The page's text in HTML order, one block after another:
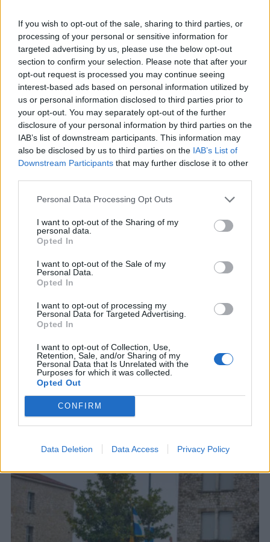
If you wish to opt-out of the sale, sharing to third parties, or
processing of your personal or sensitive information for
targeted advertising by us, please use the below opt-out
section to confirm your selection. Please note that after your
opt-out request is processed you may continue seeing
interest-based ads based on personal information utilized by
us or personal information disclosed to third parties prior to
your opt-out. You may separately opt-out of the further
disclosure of your personal information by third parties on the
IAB’s list of downstream participants. This information may
also be disclosed by us to third parties on the IAB’s List of
Downstream Participants that may further disclose it to other
Personal Data Processing Opt Outs
I want to opt-out of the Sharing of my
personal data.
Opted In
I want to opt-out of the Sale of my
Personal Data.
Opted In
I want to opt-out of processing my
Personal Data for Targeted Advertising.
Opted In
I want to opt-out of Collection, Use,
Retention, Sale, and/or Sharing of my
Personal Data that Is Unrelated with the
Purposes for which it was collected.
Opted Out
CONFIRM
Data Deletion Data Access Privacy Policy
Patriot στη Σαουδική
Αραβία: Κάθε μήνα
επαναξιολογείται η
ελληνική παρουσία –
Μήνυμα της Αθήνας στο
Ριάντ
H «Βαβέλ»
μέσων της
δυστύχημα
συντονισμός
μοντέλο
ΔΙΑΦΗΜΙΣΗ
ΣΧΕΤΙΚΑ ΑΡΘΡΑ